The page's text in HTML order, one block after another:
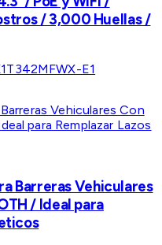
/ 3,000 Huellas /
E1
Barreras Vehiculares
/ Ideal para